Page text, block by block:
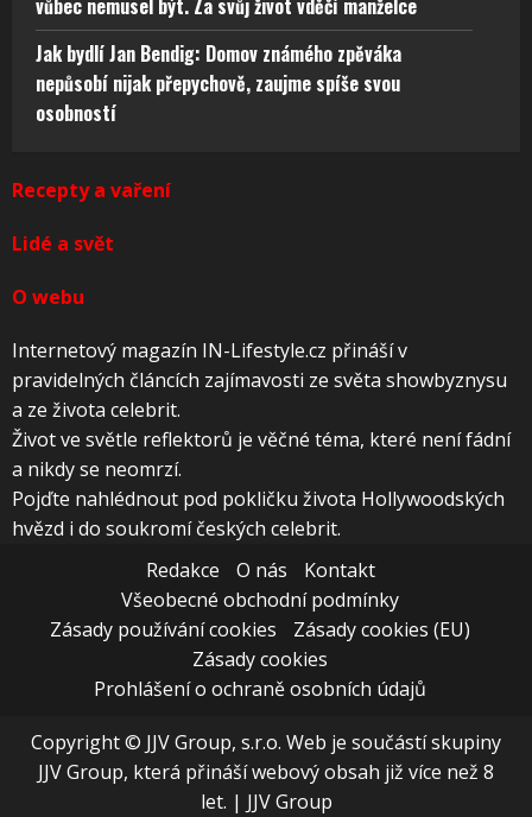
vůbec nemusel být. Za svůj život vděčí manželce
Jak bydlí Jan Bendig: Domov známého zpěváka
nepůsobí nijak přepychově, zaujme spíše svou
osobností
Recepty a vaření
Lidé a svět
O webu
Internetový magazín IN-Lifestyle.cz přináší v
pravidelných článcích zajímavosti ze světa showbyznysu
a ze života celebrit.
Život ve světle reflektorů je věčné téma, které není fádní
a nikdy se neomrzí.
Pojďte nahlédnout pod pokličku života Hollywoodských
hvězd i do soukromí českých celebrit.
Redakce
O nás
Kontakt
Všeobecné obchodní podmínky
Zásady používání cookies
Zásady cookies (EU)
Zásady cookies
Prohlášení o ochraně osobních údajů
Copyright © JJV Group, s.r.o. Web je součástí skupiny
JJV Group, která přináší webový obsah již více než 8
let. | JJV Group